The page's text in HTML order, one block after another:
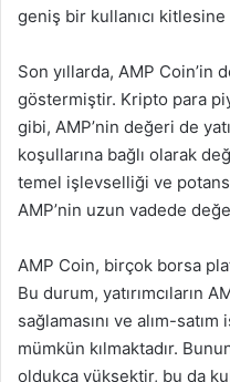
geniş bir kullanıcı kitlesine
Son yıllarda, AMP Coin’in
göstermiştir. Kripto para
gibi, AMP’nin değeri de
koşullarına bağlı olarak
temel işlevselliği ve
AMP’nin uzun vadede
AMP Coin, birçok borsa
Bu durum, yatırımcıların
sağlamasını ve alım-
mümkün kılmaktadır.
oldukça yüksektir, bu da